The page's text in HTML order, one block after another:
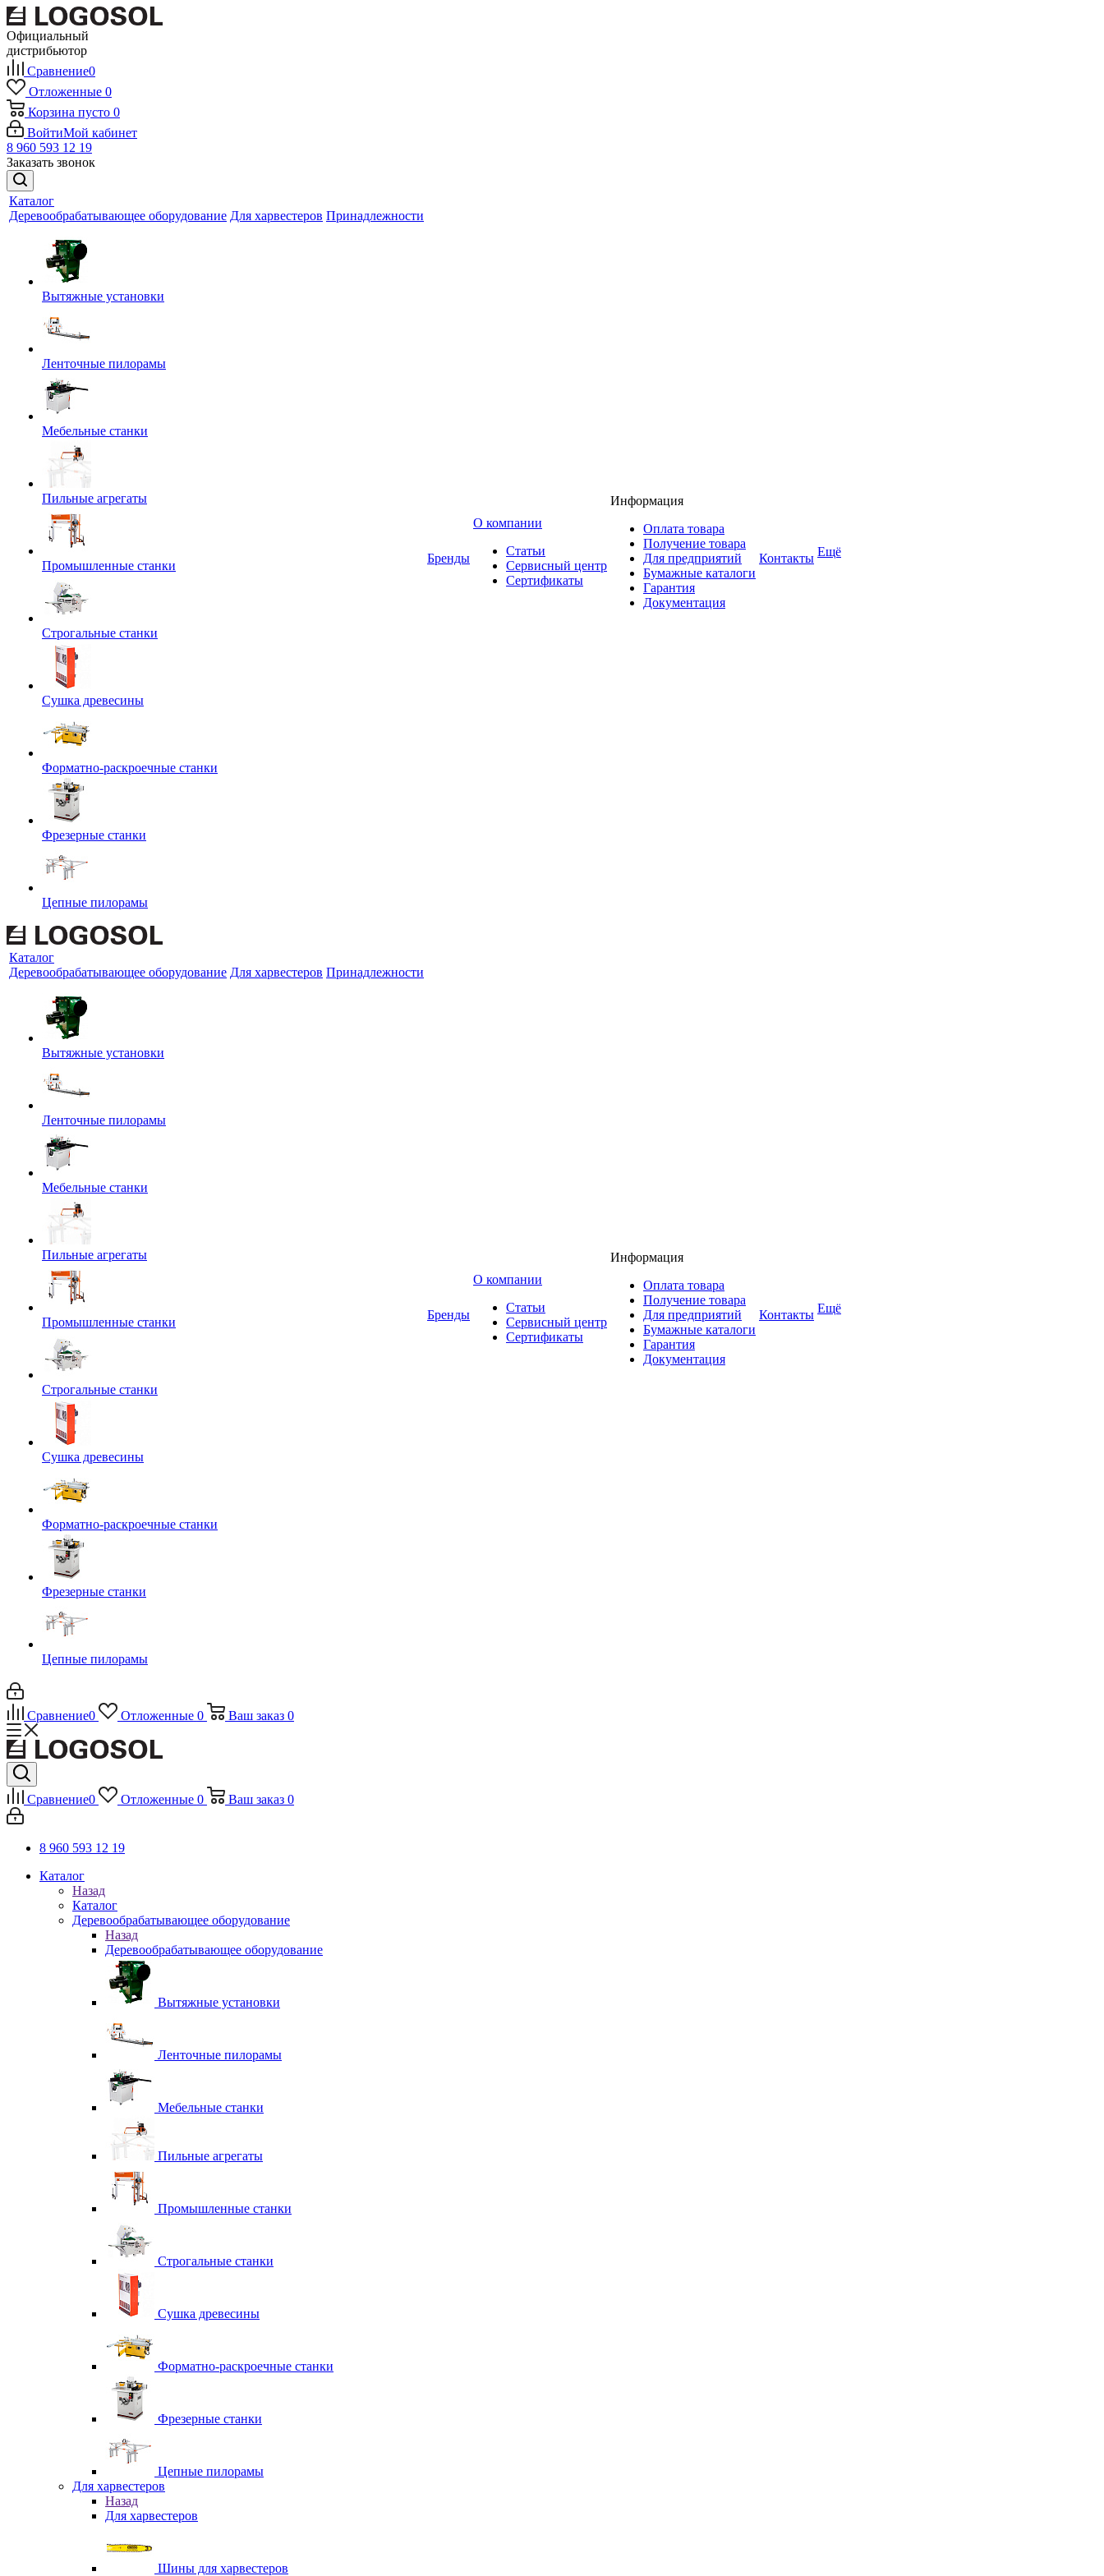
Официальный
дистрибьютор
Сравнение0
Отложенные 0
Корзина пусто 0
ВойтиМой кабинет
8 960 593 12 19
Заказать звонок
Каталог
Деревообрабатывающее оборудование Для харвестеров Принадлежности
Вытяжные установки
Ленточные пилорамы
Мебельные станки
Пильные агрегаты
Промышленные станки
Строгальные станки
Сушка древесины
Форматно-раскроечные станки
Фрезерные станки
Цепные пилорамы
Бренды
O компании
Статьи
Сервисный центр
Сертификаты
Информация
Оплата товара
Получение товара
Для предприятий
Бумажные каталоги
Гарантия
Документация
Контакты Ещё
Каталог
Деревообрабатывающее оборудование Для харвестеров Принадлежности
Вытяжные установки
Ленточные пилорамы
Мебельные станки
Пильные агрегаты
Промышленные станки
Строгальные станки
Сушка древесины
Форматно-раскроечные станки
Фрезерные станки
Цепные пилорамы
Бренды
O компании
Статьи
Сервисный центр
Сертификаты
Информация
Оплата товара
Получение товара
Для предприятий
Бумажные каталоги
Гарантия
Документация
Контакты Ещё
Сравнение0 Отложенные 0 Ваш заказ 0
Сравнение0 Отложенные 0 Ваш заказ 0
8 960 593 12 19
Каталог
Назад
Каталог
Деревообрабатывающее оборудование
Назад
Деревообрабатывающее оборудование
Вытяжные установки
Ленточные пилорамы
Мебельные станки
Пильные агрегаты
Промышленные станки
Строгальные станки
Сушка древесины
Форматно-раскроечные станки
Фрезерные станки
Цепные пилорамы
Для харвестеров
Назад
Для харвестеров
Шины для харвестеров